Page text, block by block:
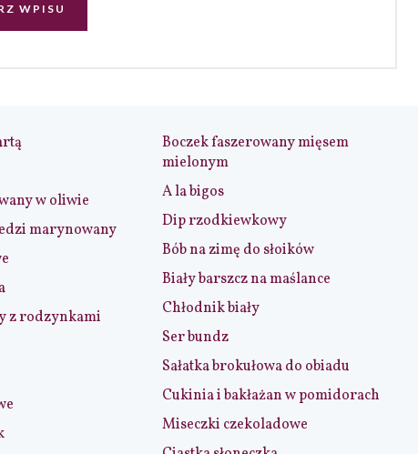
w oliwie
marynowany
z rodzynkami
Boczek faszerowany mięsem
mielonym
A la bigos
Dip rzodkiewkowy
Bób na zimę do słoików
Biały barszcz na maślance
Chłodnik biały
Ser bundz
Sałatka brokułowa do obiadu
Cukinia i bakłażan w pomidorach
Miseczki czekoladowe